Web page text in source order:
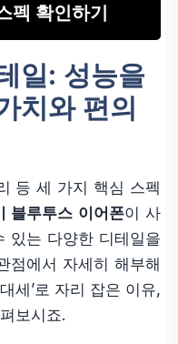
펙 확인하기
일: 성능을
치와 편의
등 세 가지 핵심 스펙
블루투스 이어폰이 사
있는 다양한 디테일을
점에서 자세히 해부해
세’로 자리 잡은 이유,
보시죠.